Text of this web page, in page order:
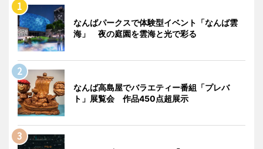
なんばパークスで体験型イベント「なんば雲
海」 夜の庭園を雲海と光で彩る
なんば高島屋でバラエティー番組「プレバ
ト」展覧会 作品450点超展示